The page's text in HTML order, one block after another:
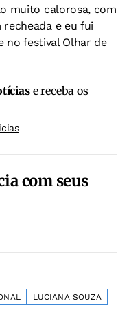
muito calorosa, com
recheada e eu fui
no festival Olhar de
e receba os
com seus
LUCIANA SOUZA